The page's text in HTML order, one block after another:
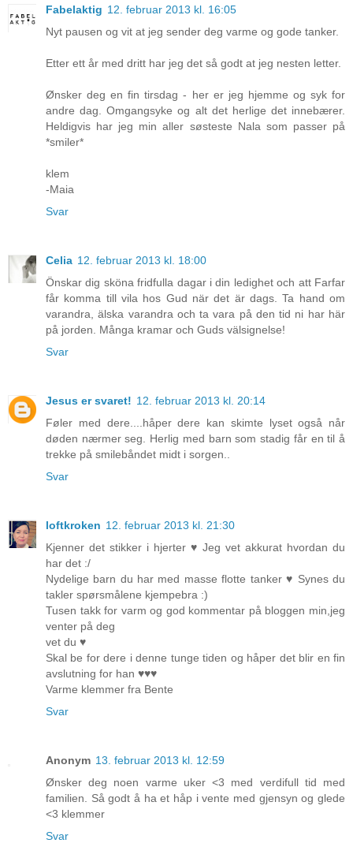
Fabelaktig 12. februar 2013 kl. 16:05
Nyt pausen og vit at jeg sender deg varme og gode tanker.
Etter ett år med dritt har jeg det så godt at jeg nesten letter.
Ønsker deg en fin tirsdag - her er jeg hjemme og syk for
andre dag. Omgangsyke og alt det herlige det innebærer.
Heldigvis har jeg min aller søsteste Nala som passer på
*smiler*
klem
-Maia
Svar
Celia 12. februar 2013 kl. 18:00
Önskar dig sköna fridfulla dagar i din ledighet och att Farfar
får komma till vila hos Gud när det är dags. Ta hand om
varandra, älska varandra och ta vara på den tid ni har här
på jorden. Många kramar och Guds välsignelse!
Svar
Jesus er svaret! 12. februar 2013 kl. 20:14
Føler med dere....håper dere kan skimte lyset også når
døden nærmer seg. Herlig med barn som stadig får en til å
trekke på smilebåndet midt i sorgen..
Svar
loftkroken 12. februar 2013 kl. 21:30
Kjenner det stikker i hjerter ♥ Jeg vet akkurat hvordan du
har det :/
Nydelige barn du har med masse flotte tanker ♥ Synes du
takler spørsmålene kjempebra :)
Tusen takk for varm og god kommentar på bloggen min,jeg
venter på deg
vet du ♥
Skal be for dere i denne tunge tiden og håper det blir en fin
avslutning for han ♥♥♥
Varme klemmer fra Bente
Svar
Anonym 13. februar 2013 kl. 12:59
Ønsker deg noen varme uker <3 med verdifull tid med
familien. Så godt å ha et håp i vente med gjensyn og glede
<3 klemmer
Svar